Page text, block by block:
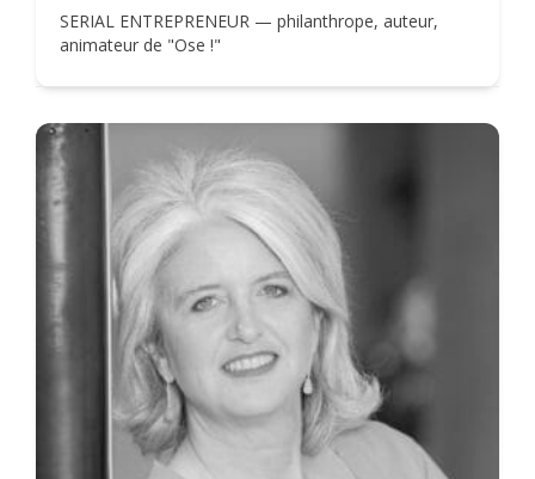
SERIAL ENTREPRENEUR — philanthrope, auteur,
animateur de "Ose !"